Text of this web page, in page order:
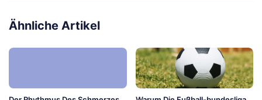
Ähnliche Artikel